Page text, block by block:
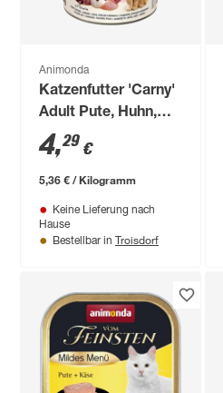
Animonda
Katzenfutter 'Carny'
Adult Pute, Huhn,
Shrimp 800 g
4,29 €
5,36 € / Kilogramm
Keine Lieferung nach
Hause
Bestellbar in Troisdorf